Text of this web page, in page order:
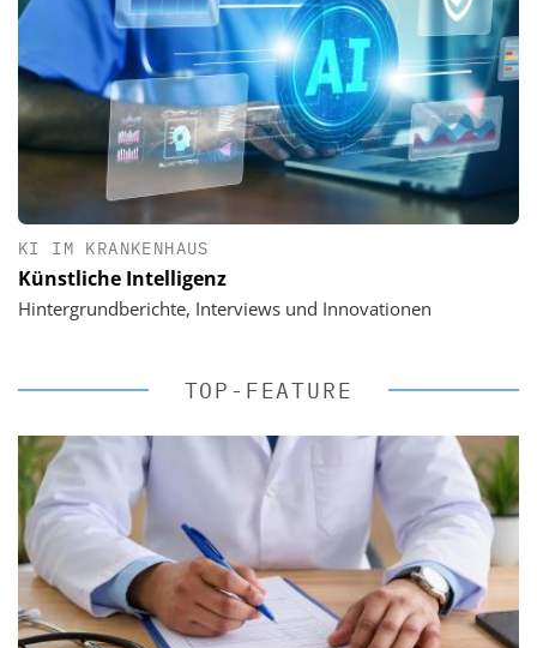
KI IM KRANKENHAUS
Künstliche Intelligenz
Hintergrundberichte, Interviews und Innovationen
TOP-FEATURE